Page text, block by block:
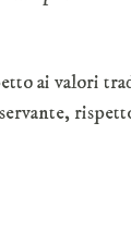
ai valori